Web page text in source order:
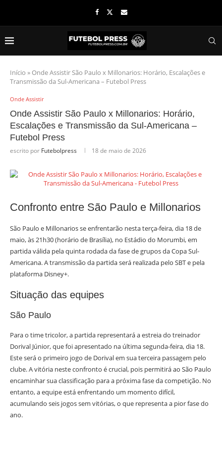
Início » Onde Assistir São Paulo x Millonarios: Horário, Escalações e
Transmissão da Sul-Americana – Futebol Press
Onde Assistir
Onde Assistir São Paulo x Millonarios: Horário,
Escalações e Transmissão da Sul-Americana –
Futebol Press
escrito por Futebolpress 18 de maio de 2026
Confronto entre São Paulo e Millonarios
São Paulo e Millonarios se enfrentarão nesta terça-feira, dia 18 de
maio, às 21h30 (horário de Brasília), no Estádio do Morumbi, em
partida válida pela quinta rodada da fase de grupos da Copa Sul-
Americana. A transmissão da partida será realizada pelo SBT e pela
plataforma Disney+.
Situação das equipes
São Paulo
Para o time tricolor, a partida representará a estreia do treinador
Dorival Júnior, que foi apresentado na última segunda-feira, dia 18.
Este será o primeiro jogo de Dorival em sua terceira passagem pelo
clube. A vitória neste confronto é crucial, pois permitirá ao São Paulo
encaminhar sua classificação para a próxima fase da competição. No
entanto, a equipe está enfrentando um momento difícil,
acumulando seis jogos sem vitórias, o que representa a pior fase do
ano.